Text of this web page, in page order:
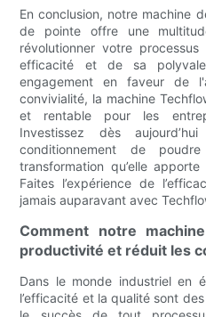
En conclusion, notre machine
de pointe offre une
révolutionner votre
efficacité et de sa
engagement en faveur de
convivialité, la machine
et rentable pour les
Investissez dès
conditionnement de
transformation qu’elle
Faites l’expérience de
jamais auparavant avec
Comment notre
productivité et réduit les
Dans le monde industriel en
l’efficacité et la qualité sont